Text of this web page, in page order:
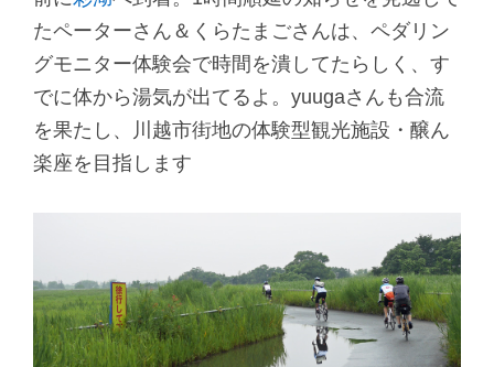
たペーターさん＆くらたまごさんは、ペダリン
グモニター体験会で時間を潰してたらしく、す
でに体から湯気が出てるよ。yuugaさんも合流
を果たし、川越市街地の体験型観光施設・醸ん
楽座を目指します